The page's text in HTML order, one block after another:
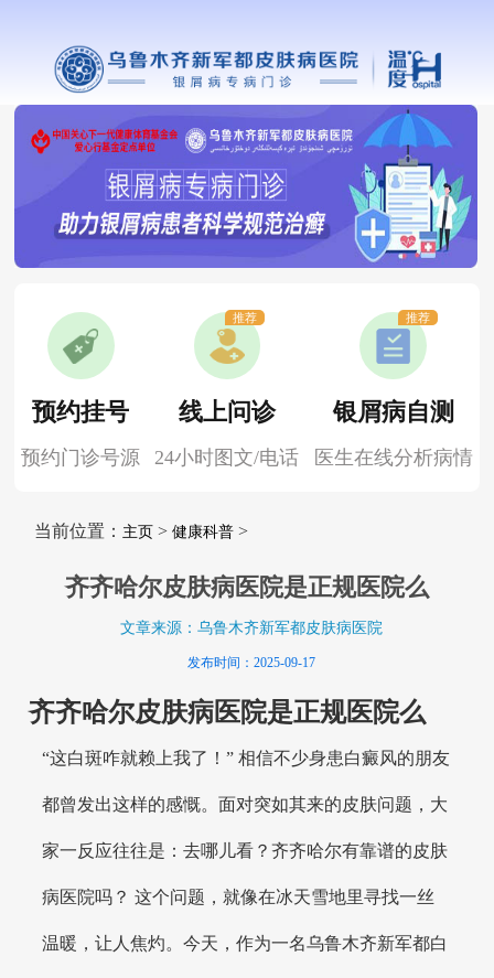
预约挂号
预约门诊号源
线上问诊
24小时图文/电话
推荐
银屑病自测
医生在线分析病情
推荐
当前位置： 主页> 健康科普>
齐齐哈尔皮肤病医院是正规医院么
文章来源：乌鲁木齐新军都皮肤病医院
发布时间：2025-09-17
齐齐哈尔皮肤病医院是正规医院么
“这白斑咋就赖上我了！” 相信不少身患白癜风的朋友
都曾发出这样的感慨。面对突如其来的皮肤问题，大
家一反应往往是：去哪儿看？齐齐哈尔有靠谱的皮肤
病医院吗？ 这个问题，就像在冰天雪地里寻找一丝
温暖，让人焦灼。今天，作为一名乌鲁木齐新军都白